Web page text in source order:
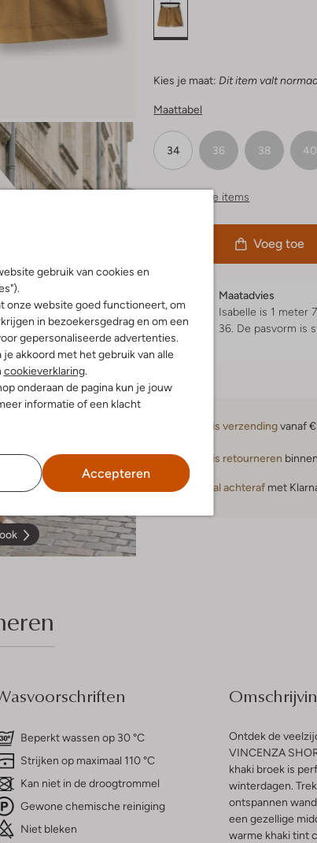
gebruik van cookies en
onze website goed functioneert, om
in bezoekersgedrag en om een
gepersonaliseerde advertenties.
akkoord met het gebruik van alle
cookieverklaring.
onderaan de pagina kun je jouw
informatie of een klacht
Accepteren
Kies je maat: Dit item valt
Maattabel
34 36 38 40
Vergelijkbare items
Voeg toe
Maatadvies
Isabelle is 1 meter
36. De pasvorm is
Gratis verzendingvanaf
Gratis retourneren
Betaal achteraf met
Beperkt wassen op 30 °C
Strijken op maximaal 110 °C
Kan niet in de droogtrommel
Gewone chemische reiniging
Niet bleken
Ontdek de
VINCENZA
khaki broek is
winterdagen.
ontspannen
een gezellige
warme khaki tint